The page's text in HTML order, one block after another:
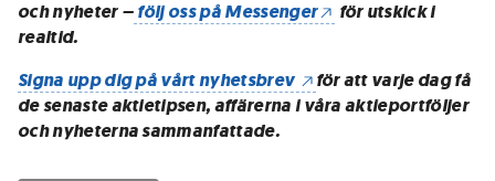
och nyheter –följ oss på Messenger
för utskick i
realtid.
Signa upp dig på vårt nyhetsbrev
för att varje dag få
de senaste aktietipsen, affärerna i våra aktieportföljer
och nyheterna sammanfattade.